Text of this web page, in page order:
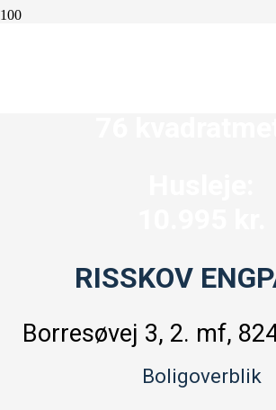
RISSKOV
Borresøvej 3, 2. mf,
Boligoverblik